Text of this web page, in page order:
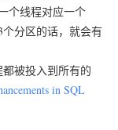
个线程对应一个
分区的话，就会有
被投入到所有的
in SQL